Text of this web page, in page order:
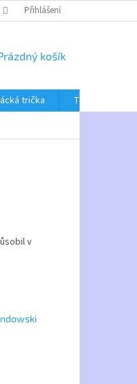
Přihlášení
košík
trička
Textil bez
v